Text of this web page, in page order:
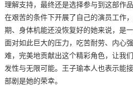
理解支持，最终还是选择参与到这部作
在艰苦的条件下开展了自己的演员工作
期、身体机能还没恢复好的她来说，是
面对如此巨大的压力，吃苦耐劳、内心
难，完美地贡献出这个精彩角色，让我
发性与无限可能。王子瑜本人也表示能
部剧是她的荣幸。